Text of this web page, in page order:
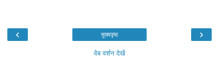
‹ ›
मुख्यपृष्ठ
वेब वर्शन देखें